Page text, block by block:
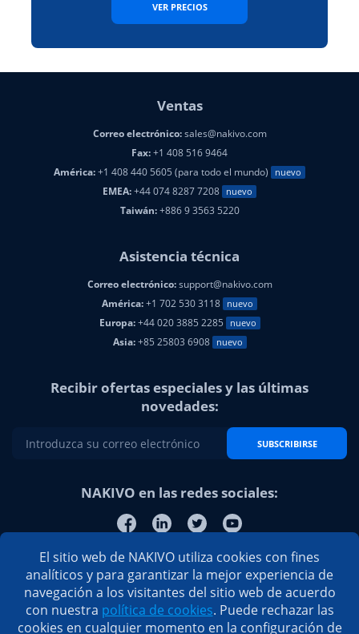
VER PRECIOS
Ventas
Correo electrónico:sales@nakivo.com
Fax:+1 408 516 9464
América:+1 408 440 5605 (para todo el mundo) nuevo
EMEA:+44 074 8287 7208 nuevo
Taiwán:+886 9 3563 5220
Asistencia técnica
Correo electrónico:support@nakivo.com
América:+1 702 530 3118 nuevo
Europa:+44 020 3885 2285 nuevo
Asia:+85 25803 6908 nuevo
Recibir ofertas especiales y las últimas
novedades:
SUBSCRIBIRSE
NAKIVO en las redes sociales:
El sitio web de NAKIVO utiliza cookies con fines
analíticos y para garantizar la mejor experiencia de
navegación a los visitantes del sitio web de acuerdo
con nuestra política de cookies. Puede rechazar las
cookies en cualquier momento en la configuración de